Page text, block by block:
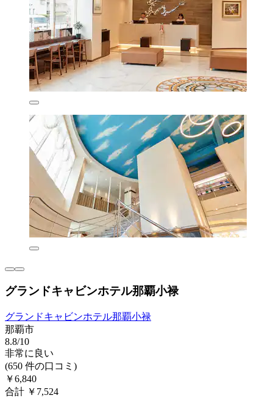
グランドキャビンホテル那覇小禄
グランドキャビンホテル那覇小禄
那覇市
8.8/10
非常に良い
(650 件の口コミ)
￥6,840
合計 ￥7,524